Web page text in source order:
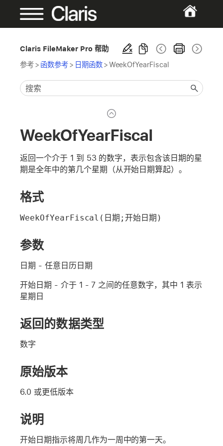
Claris FileMaker Pro 帮助
参考> 函数参考> 日期函数 >WeekOfYearFiscal
WeekOfYearFiscal
返回一个介于 1 到 53 的数字，表示包含该日期的星
期是全年中的第几个星期（从开始日期算起）。
格式
WeekOfYearFiscal(日期;开始日期)
参数
日期 - 任意日历日期
开始日期 - 介于 1 - 7 之间的任意数字，其中 1 表示
星期日
返回的数据类型
数字
原始版本
6.0 或更低版本
说明
开始日期指示将周几作为一周中的第一天。